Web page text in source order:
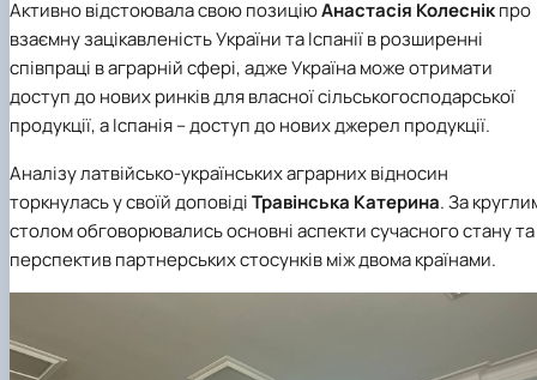
Активно відстоювала свою позиціюАнастасія Колеснікпро
взаємну зацікавленість України та Іспанії в розширенні
співпраці в аграрній сфері, адже Україна може отримати
доступ до нових ринків для власної сільськогосподарської
продукції, а Іспанія – доступ до нових джерел продукції.
Аналізу латвійсько-українських аграрних відносин
торкнулась у своїй доповідіТравінська Катерина. За
столом обговорювались основні аспекти сучасного стану та
перспектив партнерських стосунків між двома країнами.